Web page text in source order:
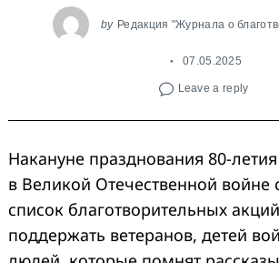
by Редакция "Журнала о
07.05.2025
Leave a reply
Накануне празднования 80-
в Великой Отечественной войне
список благотворительных
поддержать ветеранов, детей